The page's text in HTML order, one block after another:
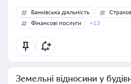
Банківська діяльність
Фінансові послуги
+13
Земельні відносини у